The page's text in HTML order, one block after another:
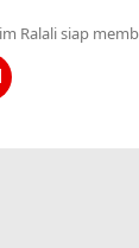
Ralali siap